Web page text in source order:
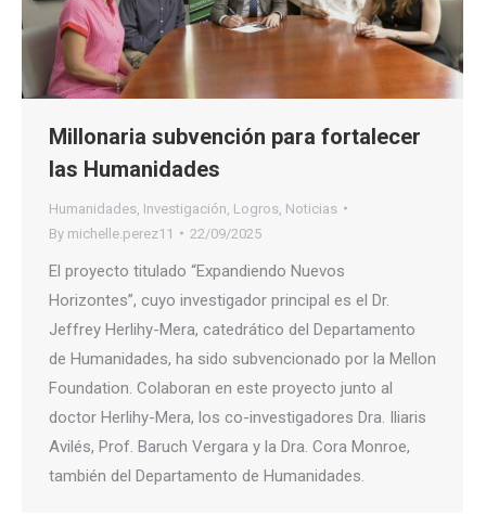
Millonaria subvención para fortalecer
las Humanidades
Humanidades Investigación Logros Noticias
By michelle.perez11 22/09/2025
El proyecto titulado “Expandiendo Nuevos
Horizontes”, cuyo investigador principal es el Dr.
Jeffrey Herlihy-Mera, catedrático del Departamento
de Humanidades, ha sido subvencionado por la Mellon
Foundation. Colaboran en este proyecto junto al
doctor Herlihy-Mera, los co-investigadores Dra. Iliaris
Avilés, Prof. Baruch Vergara y la Dra. Cora Monroe,
también del Departamento de Humanidades.